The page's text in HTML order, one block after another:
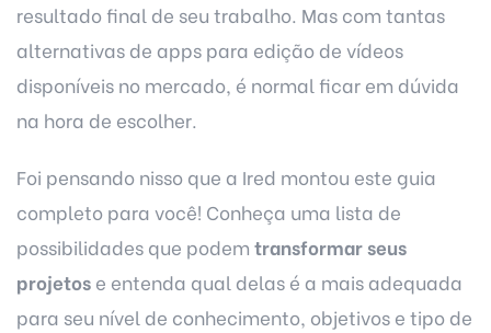
resultado final de seu trabalho. Mas com tantas
alternativas de apps para edição de vídeos
disponíveis no mercado, é normal ficar em dúvida
na hora de escolher.
Foi pensando nisso que a Ired montou este guia
completo para você! Conheça uma lista de
possibilidades que podem transformar seus
projetos e entenda qual delas é a mais adequada
para seu nível de conhecimento, objetivos e tipo de